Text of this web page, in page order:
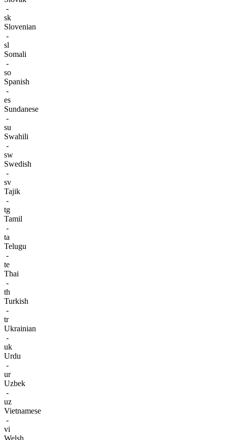
-
sk
Slovenian
-
sl
Somali
-
so
Spanish
-
es
Sundanese
-
su
Swahili
-
sw
Swedish
-
sv
Tajik
-
tg
Tamil
-
ta
Telugu
-
te
Thai
-
th
Turkish
-
tr
Ukrainian
-
uk
Urdu
-
ur
Uzbek
-
uz
Vietnamese
-
vi
Welsh